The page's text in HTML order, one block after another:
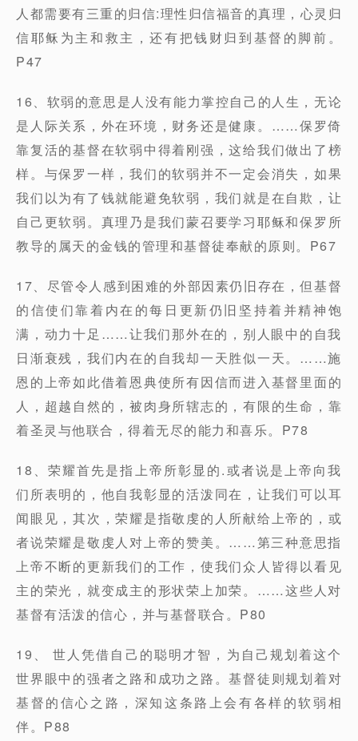
人都需要有三重的归信:理性归信福音的真理，心灵归
信耶稣为主和救主，还有把钱财归到基督的脚前。
P47
16、软弱的意思是人没有能力掌控自己的人生，无论
是人际关系，外在环境，财务还是健康。……保罗倚
靠复活的基督在软弱中得着刚强，这给我们做出了榜
样。与保罗一样，我们的软弱并不一定会消失，如果
我们以为有了钱就能避免软弱，我们就是在自欺，让
自己更软弱。真理乃是我们蒙召要学习耶稣和保罗所
教导的属天的金钱的管理和基督徒奉献的原则。P67
17、尽管令人感到困难的外部因素仍旧存在，但基督
的信使们靠着内在的每日更新仍旧坚持着并精神饱
满，动力十足……让我们那外在的，别人眼中的自我
日渐衰残，我们内在的自我却一天胜似一天。……施
恩的上帝如此借着恩典使所有因信而进入基督里面的
人，超越自然的，被肉身所辖志的，有限的生命，靠
着圣灵与他联合，得着无尽的能力和喜乐。P78
18、荣耀首先是指上帝所彰显的.或者说是上帝向我
们所表明的，他自我彰显的活泼同在，让我们可以耳
闻眼见，其次，荣耀是指敬虔的人所献给上帝的，或
者说荣耀是敬虔人对上帝的赞美。……第三种意思指
上帝不断的更新我们的工作，使我们众人皆得以看见
主的荣光，就变成主的形状荣上加荣。……这些人对
基督有活泼的信心，并与基督联合。P80
19、 世人凭借自己的聪明才智，为自己规划着这个
世界眼中的强者之路和成功之路。基督徒则规划着对
基督的信心之路，深知这条路上会有各样的软弱相
伴。P88